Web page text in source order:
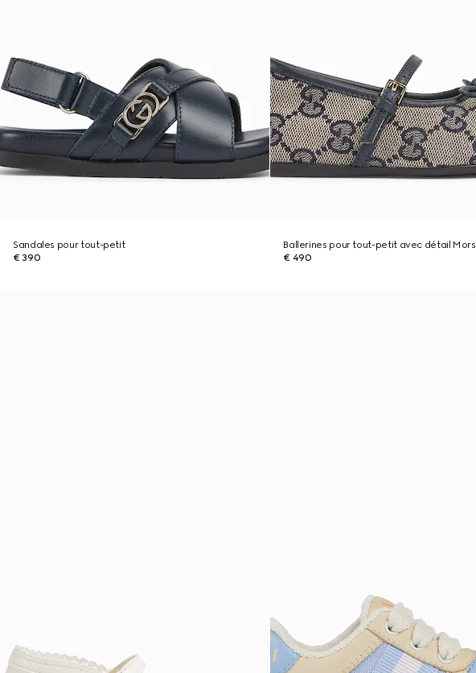
Sandales pour tout-petit
€ 390
Ballerines pour tout-petit avec détail Mors
€ 490